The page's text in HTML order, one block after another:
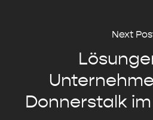
Next
Donnerstalk